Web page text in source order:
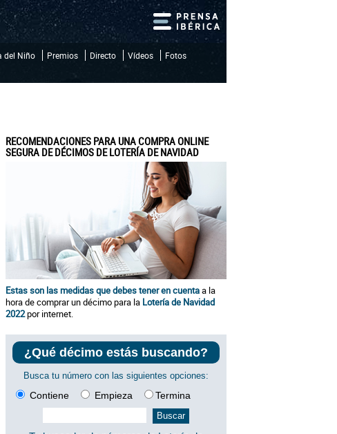
del Niño Premios Directo Vídeos
Fotos
RECOMENDACIONES PARA UNA COMPRA ONLINE
SEGURA DE DÉCIMOS DE LOTERÍA DE NAVIDAD
Estas son las medidas que debes tener en cuentaa la
hora de comprar un décimo para la Lotería de Navidad
2022por internet.
¿Qué décimo estás buscando?
Busca tu número con las siguientes opciones:
Contiene Empieza Termina